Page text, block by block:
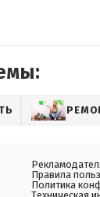
Правила
Политика